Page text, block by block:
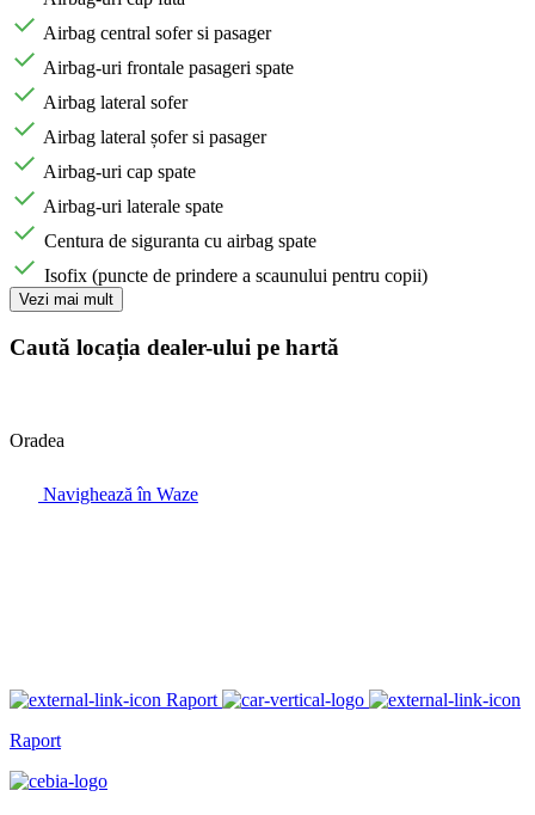
Airbag central sofer si pasager
Airbag-uri frontale pasageri spate
Airbag lateral sofer
Airbag lateral șofer si pasager
Airbag-uri cap spate
Airbag-uri laterale spate
Centura de siguranta cu airbag spate
Isofix (puncte de prindere a scaunului pentru copii)
Vezi mai mult
Caută locația dealer-ului pe hartă
Oradea
Navighează în Waze
Raport
Raport